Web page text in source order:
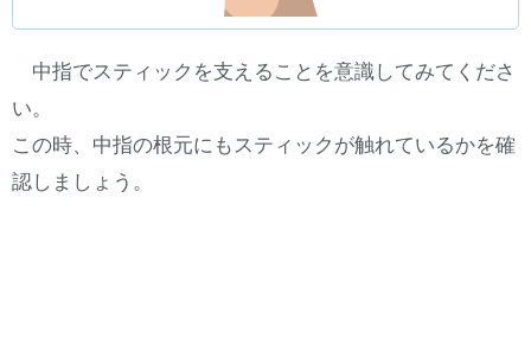
中指でスティックを支えることを意識してみてくださ
い。
この時、中指の根元にもスティックが触れているかを確
認しましょう。